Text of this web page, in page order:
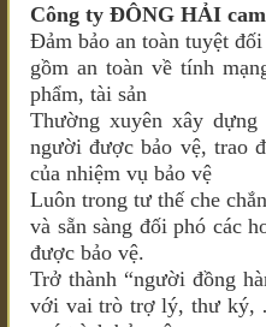
Công ty ĐÔNG HẢI
Đảm bảo an toàn tuyệt
gồm an toàn về tính
phẩm, tài sản
Thường xuyên xây
người được bảo vệ, trao
của nhiệm vụ bảo vệ
Luôn trong tư thế che
và sẵn sàng đối phó các
được bảo vệ.
Trở thành “người đồng
với vai trò trợ lý, thư ký,